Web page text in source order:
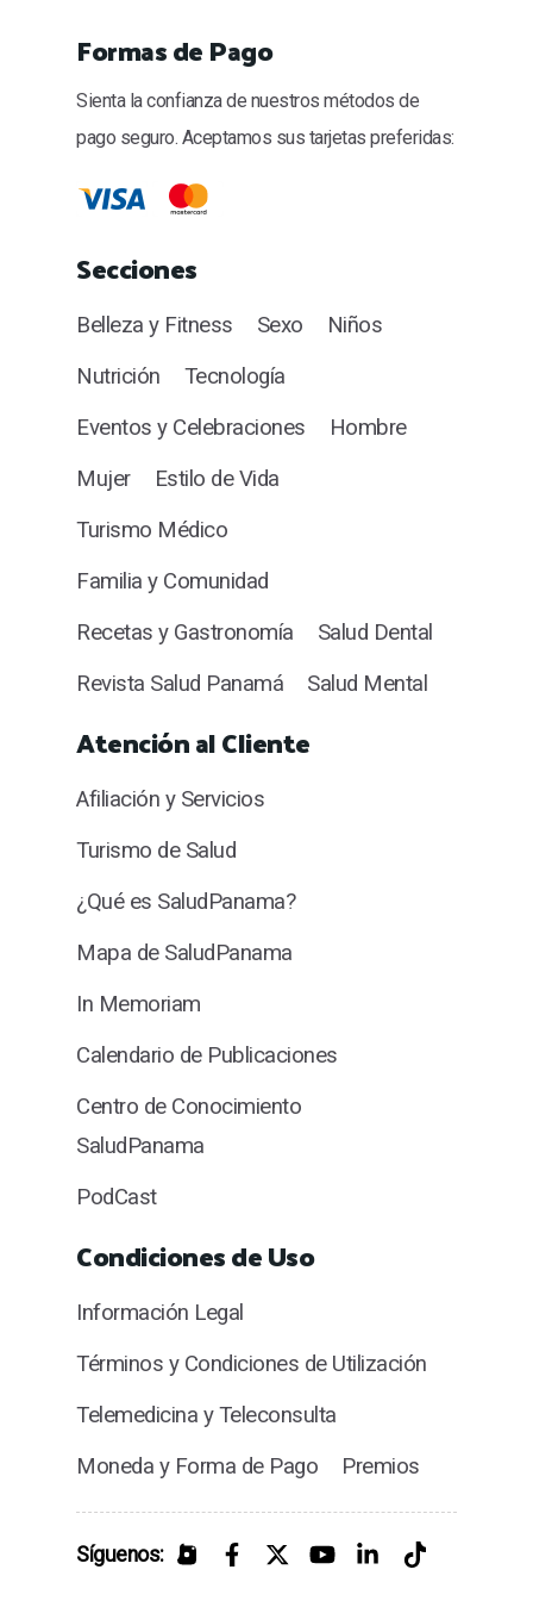
Formas de Pago
Sienta la confianza de nuestros métodos de
pago seguro. Aceptamos sus tarjetas preferidas:
Secciones
Belleza y Fitness Sexo
Niños
Nutrición
Tecnología
Eventos y Celebraciones
Hombre
Mujer
Estilo de Vida
Turismo Médico
Familia y Comunidad
Recetas y Gastronomía
Salud Dental
Revista Salud Panamá
Salud Mental
Atención al Cliente
Afiliación y Servicios
Turismo de Salud
¿Qué es SaludPanama?
Mapa de SaludPanama
In Memoriam
Calendario de Publicaciones
Centro de Conocimiento
SaludPanama
PodCast
Condiciones de Uso
Información Legal
Términos y Condiciones de Utilización
Telemedicina y Teleconsulta
Moneda y Forma de Pago
Premios
Síguenos: